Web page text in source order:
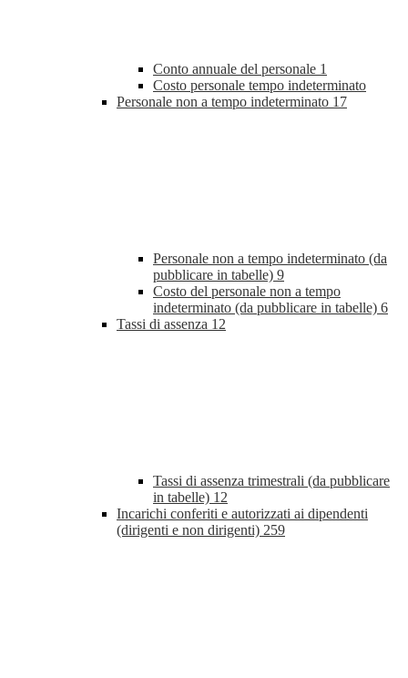
Conto annuale del personale 1
Costo personale tempo indeterminato
Personale non a tempo indeterminato 17
Personale non a tempo indeterminato (da
pubblicare in tabelle) 9
Costo del personale non a tempo
indeterminato (da pubblicare in tabelle) 6
Tassi di assenza 12
Tassi di assenza trimestrali (da pubblicare
in tabelle) 12
Incarichi conferiti e autorizzati ai dipendenti
(dirigenti e non dirigenti) 259